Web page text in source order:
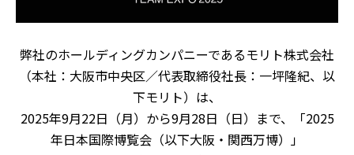
弊社のホールディングカンパニーであるモリト株式会社
（本社：大阪市中央区／代表取締役社長：一坪隆紀、以
下モリト）は、
2025年9月22日（月）から9月28日（日）まで、「2025
年日本国際博覧会（以下大阪・関西万博）」